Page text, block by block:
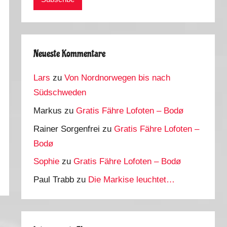
Neueste Kommentare
Lars zuVon Nordnorwegen bis nach
Südschweden
Markus zuGratis Fähre Lofoten – Bodø
Rainer Sorgenfrei zuGratis Fähre Lofoten –
Bodø
Sophie zuGratis Fähre Lofoten – Bodø
Paul Trabb zu Die Markise leuchtet…